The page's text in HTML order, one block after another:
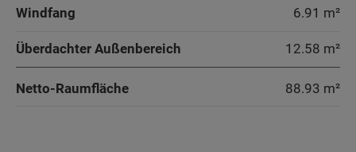
Windfang 6.91 m²
Überdachter Außenbereich 12.58 m²
Netto-Raumfläche 88.93 m²